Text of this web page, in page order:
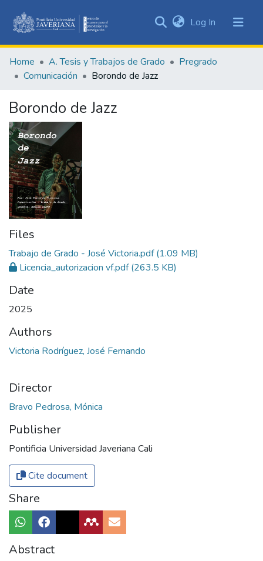
&
Collections
Log In (current)
Home A. Tesis y Trabajos de Grado
Pregrado
Comunicación
Borondo de Jazz
Borondo de Jazz
Files
Trabajo de Grado - José Victoria.pdf(1.09 MB)
Licencia_autorizacion vf.pdf(263.5 KB)
Date
2025
Authors
Victoria Rodríguez, José Fernando
Director
Bravo Pedrosa, Mónica
Publisher
Pontificia Universidad Javeriana Cali
Cite document
Share
Abstract